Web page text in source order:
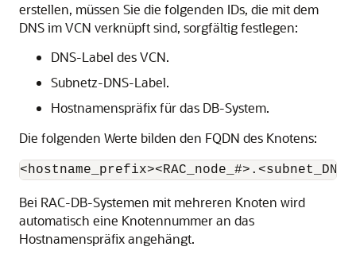
erstellen, müssen Sie die folgenden IDs, die mit dem
DNS im VCN verknüpft sind, sorgfältig festlegen:
DNS-Label des VCN.
Subnetz-DNS-Label.
Hostnamenspräfix für das DB-System.
Die folgenden Werte bilden den FQDN des Knotens:
Bei RAC-DB-Systemen mit mehreren Knoten wird
automatisch eine Knotennummer an das
Hostnamenspräfix angehängt.